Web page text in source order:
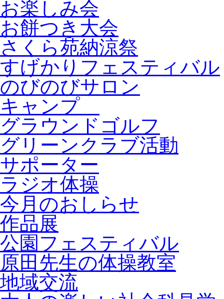
お楽しみ会
お餅つき大会
さくら苑納涼祭
すげかりフェスティバル
のびのびサロン
キャンプ
グラウンドゴルフ
グリーンクラブ活動
サポーター
ラジオ体操
今月のおしらせ
作品展
公園フェスティバル
原田先生の体操教室
地域交流